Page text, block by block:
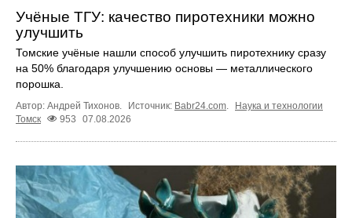
Учёные ТГУ: качество пиротехники можно
улучшить
Томские учёные нашли способ улучшить пиротехнику сразу
на 50% благодаря улучшению основы — металлического
порошка.
Автор: Андрей Тихонов. Источник: Babr24.com.
Наука и технологии
Томск
953 07.08.2026